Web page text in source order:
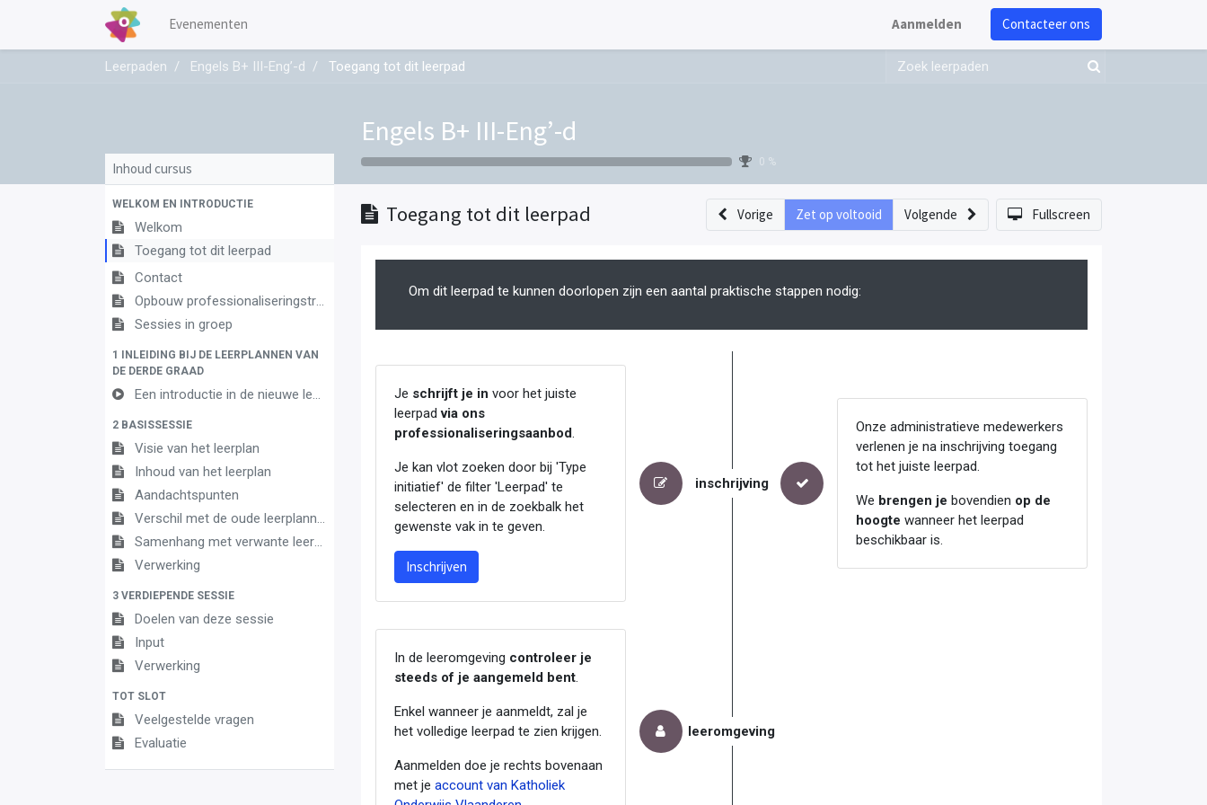
Evenementen Aanmelden Contacteer ons
Leerpaden Engels B+ III-Eng’-d Toegang tot dit leerpad
Engels B+ III-Eng’-d
0 %
Inhoud cursus
WELKOM EN INTRODUCTIE
Welkom
Toegang tot dit leerpad
Contact
Opbouw professionaliseringstraject
Sessies in groep
1 INLEIDING BIJ DE LEERPLANNEN VAN
DE DERDE GRAAD
Een introductie in de nieuwe leerplannen van de derde graad
2 BASISSESSIE
Visie van het leerplan
Inhoud van het leerplan
Aandachtspunten
Verschil met de oude leerplannen
Samenhang met verwante leerplannen
Verwerking
3 VERDIEPENDE SESSIE
Doelen van deze sessie
Input
Verwerking
TOT SLOT
Veelgestelde vragen
Evaluatie
Toegang tot dit leerpad Vorige Zet op voltooid Volgende Fullscreen
Om dit leerpad te kunnen doorlopen zijn een aantal praktische stappen nodig:
inschrijving
Je schrijft je in voor het juiste
leerpadvia ons
professionaliseringsaanbod
Je kan vlot zoeken door bij 'Type
initiatief' de filter 'Leerpad' te
selecteren en in de zoekbalk het
gewenste vak in te geven.
Inschrijven
Onze administratieve medewerkers
verlenen je na inschrijving toegang
tot het juiste leerpad.
We brengen je bovendien op de
hoogte wanneer het leerpad
beschikbaar is.
leeromgeving
In de leeromgeving controleer je
steeds of je aangemeld bent
Enkel wanneer je aanmeldt, zal je
het volledige leerpad te zien krijgen.
Aanmelden doe je rechts bovenaan
met je account van Katholiek